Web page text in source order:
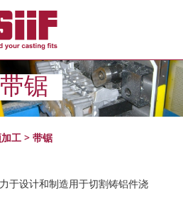
带锯
工 > 带锯
于设计和制造用于切割铸铝件浇